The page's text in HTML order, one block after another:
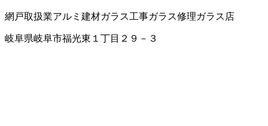
網戸取扱業アルミ建材ガラス工事ガラス修理ガラス店
岐阜県岐阜市福光東１丁目２９－３